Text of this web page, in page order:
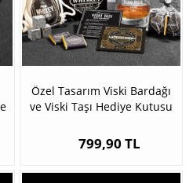
Özel Tasarım Viski Bardağı
ve Viski Taşı Hediye Kutusu
799,90 TL